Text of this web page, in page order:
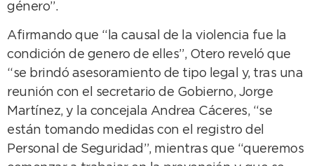
género”.
Afirmando que “la causal de la violencia fue la
condición de genero de elles”, Otero reveló que
“se brindó asesoramiento de tipo legal y, tras una
reunión con el secretario de Gobierno, Jorge
Martínez, y la concejala Andrea Cáceres, “se
están tomando medidas con el registro del
Personal de Seguridad”, mientras que “queremos